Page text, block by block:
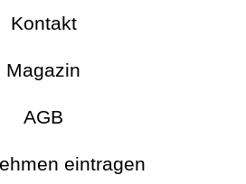
Kontakt
Magazin
AGB
eintragen